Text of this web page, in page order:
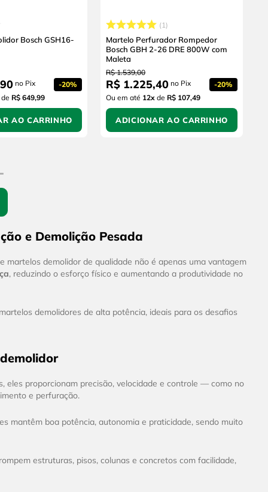
Bosch GSH16-
90 no Pix -20%
de R$ 649,99
AO CARRINHO
1
Martelo Perfurador Rompedor
Bosch GBH 2-26 DRE 800W com
Maleta
R$ 1.539,00
R$ 1.225,40 no Pix -20%
Ou em até 12x de R$ 107,49
ADICIONAR AO CARRINHO
e Demolição Pesada
demolidor de qualidade não é apenas uma vantagem
, reduzindo o esforço físico e aumentando a produtividade no
demolidores de alta potência, ideais para os desafios
eles proporcionam precisão, velocidade e controle — como no
e perfuração.
mantêm boa potência, autonomia e praticidade, sendo muito
estruturas, pisos, colunas e concretos com facilidade,